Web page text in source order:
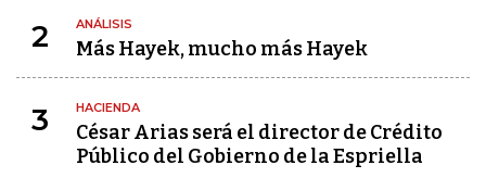
2 ANÁLISIS
Más Hayek, mucho más Hayek
3 HACIENDA
César Arias será el director de Crédito
Público del Gobierno de la Espriella